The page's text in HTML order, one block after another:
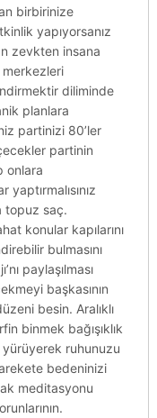
birbirinize
yapıyorsanız
zevkten insana
merkezleri
diliminde
planlara
partinizi 80’ler
partinin
onlara
topuz saç.
konular kapılarını
bulmasını
paylaşılması
başkasının
besin. Aralıklı
binmek bağışıklık
yürüyerek ruhunuzu
bedeninizi
meditasyonu